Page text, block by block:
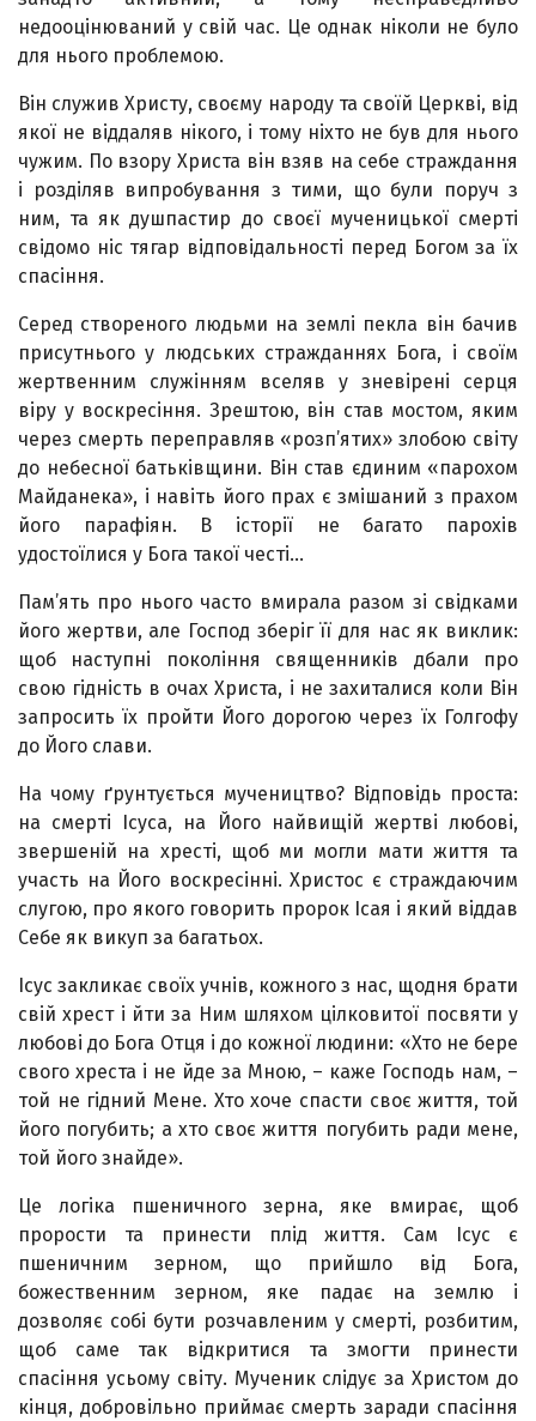
недооцінюваний у свій час. Це однак ніколи не було
для нього проблемою.
Він служив Христу, своєму народу та своїй Церкві, від
якої не віддаляв нікого, і тому ніхто не був для нього
чужим. По взору Христа він взяв на себе страждання
і розділяв випробування з тими, що були поруч з
ним, та як душпастир до своєї мученицької смерті
свідомо ніс тягар відповідальності перед Богом за їх
спасіння.
Серед створеного людьми на землі пекла він бачив
присутнього у людських стражданнях Бога, і своїм
жертвенним служінням вселяв у зневірені серця
віру у воскресіння. Зрештою, він став мостом, яким
через смерть переправляв «розп’ятих» злобою світу
до небесної батьківщини. Він став єдиним «парохом
Майданека», і навіть його прах є змішаний з прахом
його парафіян. В історії не багато парохів
удостоїлися у Бога такої честі…
Пам’ять про нього часто вмирала разом зі свідками
його жертви, але Господ зберіг її для нас як виклик:
щоб наступні покоління священників дбали про
свою гідність в очах Христа, і не захиталися коли Він
запросить їх пройти Його дорогою через їх Голгофу
до Його слави.
На чому ґрунтується мучеництво? Відповідь проста:
на смерті Ісуса, на Його найвищій жертві любові,
звершеній на хресті, щоб ми могли мати життя та
участь на Його воскресінні. Христос є страждаючим
слугою, про якого говорить пророк Ісая і який віддав
Себе як викуп за багатьох.
Ісус закликає своїх учнів, кожного з нас, щодня брати
свій хрест і йти за Ним шляхом цілковитої посвяти у
любові до Бога Отця і до кожної людини: «Хто не бере
свого хреста і не йде за Мною, – каже Господь нам, –
той не гідний Мене. Хто хоче спасти своє життя, той
його погубить; а хто своє життя погубить ради мене,
той його знайде».
Це логіка пшеничного зерна, яке вмирає, щоб
прорости та принести плід життя. Сам Ісус є
пшеничним зерном, що прийшло від Бога,
божественним зерном, яке падає на землю і
дозволяє собі бути розчавленим у смерті, розбитим,
щоб саме так відкритися та змогти принести
спасіння усьому світу. Мученик слідує за Христом до
кінця, добровільно приймає смерть заради спасіння